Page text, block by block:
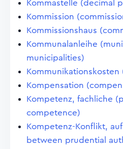
Kommastelle (decimal
Kommission
Kommissionshaus
Kommunalanleihe
municipalities)
Kompensation
Kompetenz, fachliche
competence)
Kompetenz-Konflikt,
between prudential